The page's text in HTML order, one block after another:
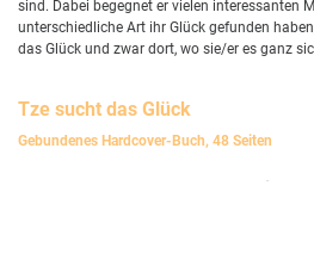
sind. Dabei begegnet er vielen interessanten
unterschiedliche Art ihr Glück gefunden
das Glück und zwar dort, wo sie/er es ganz
Tze sucht das Glück
Gebundenes Hardcover-Buch, 48 Seiten